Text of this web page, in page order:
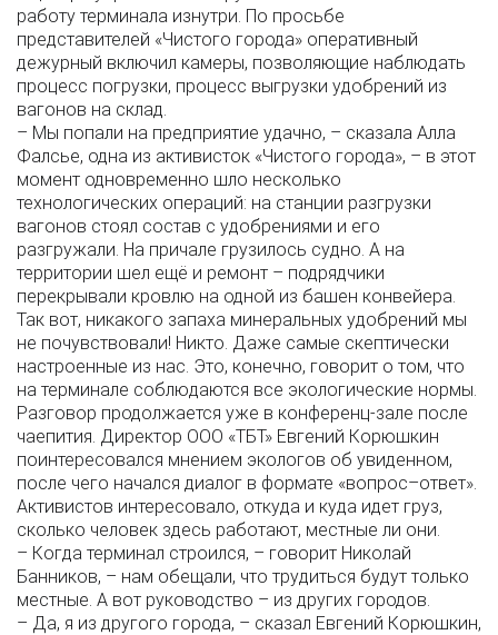
работу терминала изнутри. По просьбе
представителей «Чистого города» оперативный
дежурный включил камеры, позволяющие наблюдать
процесс погрузки, процесс выгрузки удобрений из
вагонов на склад.
– Мы попали на предприятие удачно, – сказала Алла
Фалсье, одна из активисток «Чистого города», – в этот
момент одновременно шло несколько
технологических операций: на станции разгрузки
вагонов стоял состав с удобрениями и его
разгружали. На причале грузилось судно. А на
территории шел ещё и ремонт – подрядчики
перекрывали кровлю на одной из башен конвейера.
Так вот, никакого запаха минеральных удобрений мы
не почувствовали! Никто. Даже самые скептически
настроенные из нас. Это, конечно, говорит о том, что
на терминале соблюдаются все экологические нормы.
Разговор продолжается уже в конференц-зале после
чаепития. Директор ООО «ТБТ» Евгений Корюшкин
поинтересовался мнением экологов об увиденном,
после чего начался диалог в формате «вопрос–ответ».
Активистов интересовало, откуда и куда идет груз,
сколько человек здесь работают, местные ли они.
– Когда терминал строился, – говорит Николай
Банников, – нам обещали, что трудиться будут только
местные. А вот руководство – из других городов.
– Да, я из другого города, – сказал Евгений Корюшкин,